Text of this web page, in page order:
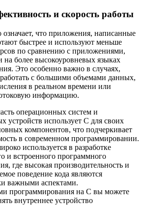
и скорость работы
означает, что приложения, написанные
быстрее и используют меньше
по сравнению с приложениями,
на более высокоуровневых языках
Это особенно важно в случаях,
работать с большими объемами данных,
в реальном времени или
информацию.
операционных систем и
устройств использует C для своих
компонентов, что подчеркивает
в современном программировании.
используется в разработке
и встроенного программного
где высокая производительность и
поведение кода являются
важными аспектами.
программирования на C вы можете
внутреннее устройство